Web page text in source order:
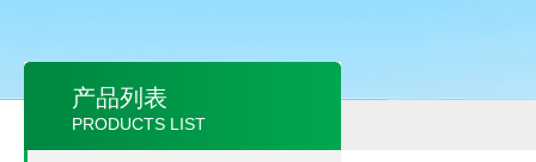
产品列表
PRODUCTS LIST